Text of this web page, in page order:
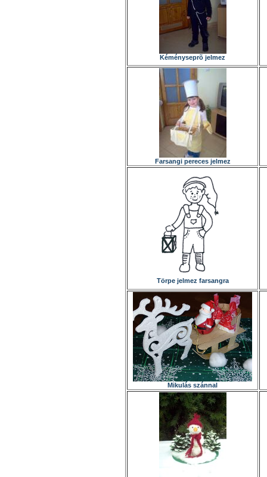
Kéményseprõ jelmez
Farsangi pereces jelmez
Törpe jelmez farsangra
Mikulás szánnal